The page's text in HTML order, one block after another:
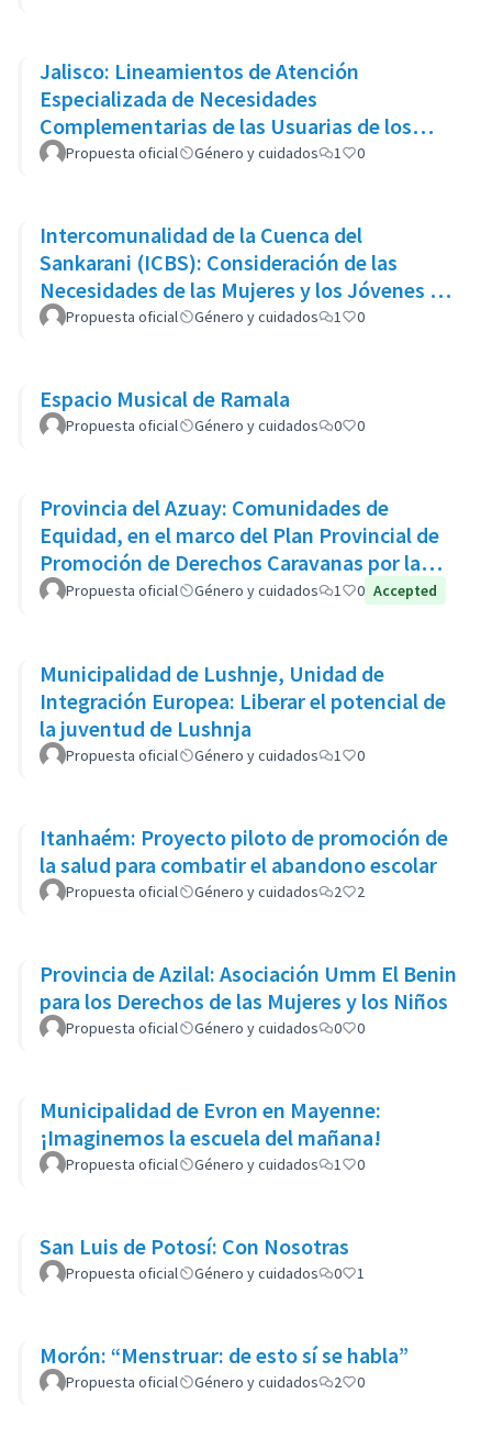
Jalisco: Lineamientos de Atención
Especializada de Necesidades
Complementarias de las Usuarias de los
Centros de Justicia para las Mujeres del
Propuesta oficial Género y cuidados 1 0
Intercomunalidad de la Cuenca del
Sankarani (ICBS): Consideración de las
Necesidades de las Mujeres y los Jóvenes en
el Proyecto de Engorde Bovino
Propuesta oficial Género y cuidados 1 0
Espacio Musical de Ramala
Propuesta oficial Género y cuidados 0 0
Provincia del Azuay: Comunidades de
Equidad, en el marco del Plan Provincial de
Promoción de Derechos Caravanas por la
VidaPropuesta oficial Género y cuidados 1 0 Accepted
Municipalidad de Lushnje, Unidad de
Integración Europea: Liberar el potencial de
la juventud de Lushnja
Propuesta oficial Género y cuidados 1 0
Itanhaém: Proyecto piloto de promoción de
la salud para combatir el abandono escolar
Propuesta oficial Género y cuidados 2 2
Provincia de Azilal: Asociación Umm El Benin
para los Derechos de las Mujeres y los Niños
Propuesta oficial Género y cuidados 0 0
Municipalidad de Evron en Mayenne:
¡Imaginemos la escuela del mañana!
Propuesta oficial Género y cuidados 1 0
San Luis de Potosí: Con Nosotras
Propuesta oficial Género y cuidados 0 1
Morón: “Menstruar: de esto sí se habla”
Propuesta oficial Género y cuidados 2 0